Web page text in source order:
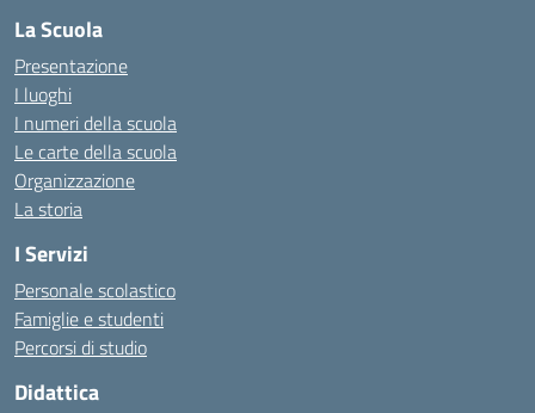
La Scuola
Presentazione
I luoghi
I numeri della scuola
Le carte della scuola
Organizzazione
La storia
I Servizi
Personale scolastico
Famiglie e studenti
Percorsi di studio
Didattica